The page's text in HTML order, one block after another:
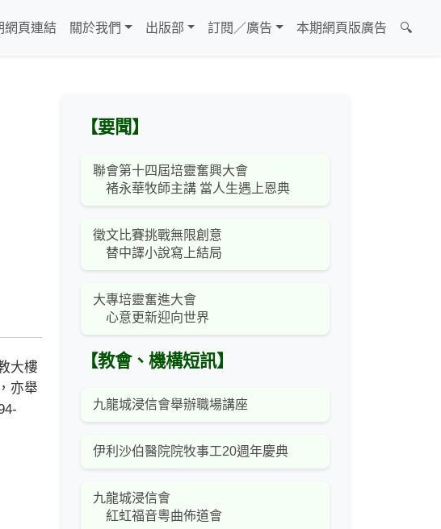
網頁連結 關於我們 出版部 訂閱／廣告 本期網頁版廣告 🔍
大樓
亦舉
【要聞】
聯會第十四屆培靈奮興大會
褚永華牧師主講 當人生遇上恩典
徵文比賽挑戰無限創意
替中譯小說寫上結局
大專培靈奮進大會
心意更新迎向世界
【教會、機構短訊】
九龍城浸信會舉辦職場講座
伊利沙伯醫院院牧事工20週年慶典
九龍城浸信會
紅虹福音粵曲佈道會